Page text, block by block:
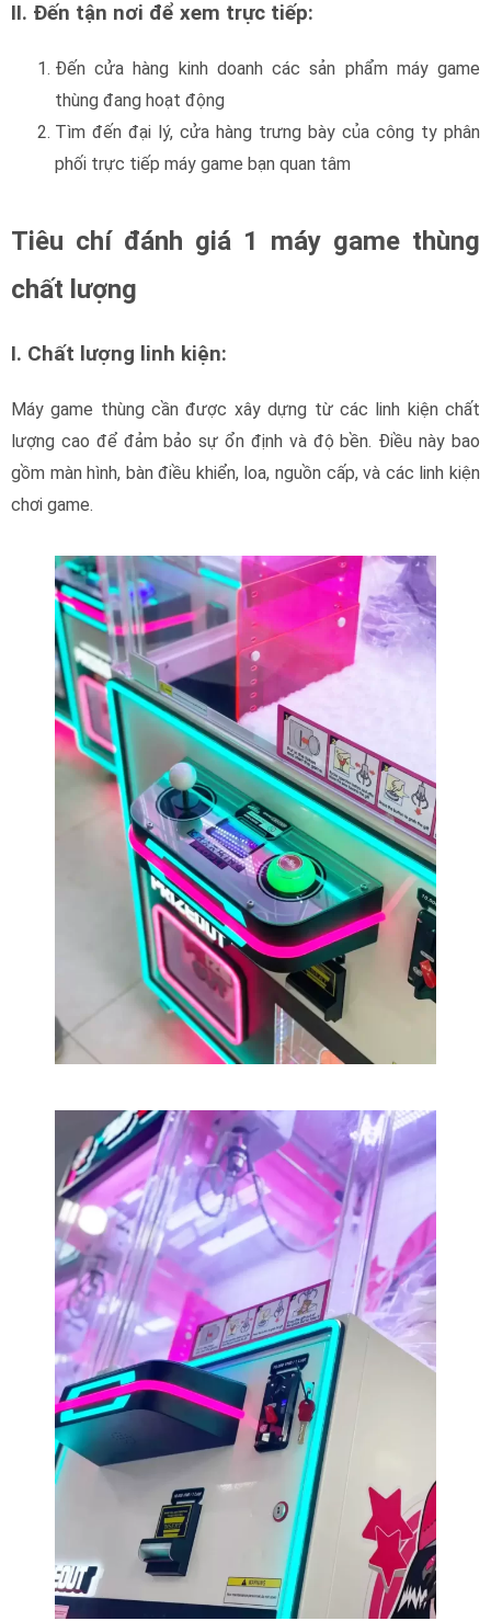
II. Đến tận nơi để xem trực tiếp:
Đến cửa hàng kinh doanh các sản phẩm máy game
thùng đang hoạt động
Tìm đến đại lý, cửa hàng trưng bày của công ty phân
phối trực tiếp máy game bạn quan tâm
Tiêu chí đánh giá 1 máy game thùng
chất lượng
I. Chất lượng linh kiện:
Máy game thùng cần được xây dựng từ các linh kiện chất
lượng cao để đảm bảo sự ổn định và độ bền. Điều này bao
gồm màn hình, bàn điều khiển, loa, nguồn cấp, và các linh kiện
chơi game.